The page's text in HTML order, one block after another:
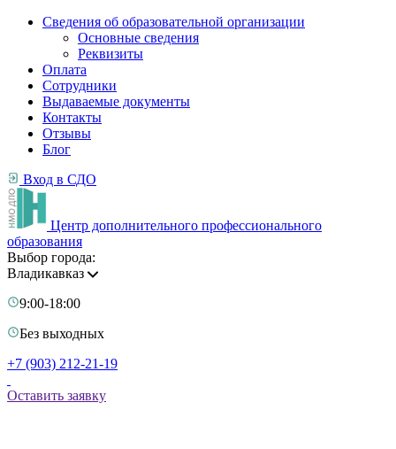
Сведения об образовательной организации
Основные сведения
Реквизиты
Оплата
Сотрудники
Выдаваемые документы
Контакты
Отзывы
Блог
Вход в СДО
Центр дополнительного профессионального
образования
Выбор города:
Владикавказ
9:00-18:00
Без выходных
+7 (903) 212-21-19
Оставить заявку